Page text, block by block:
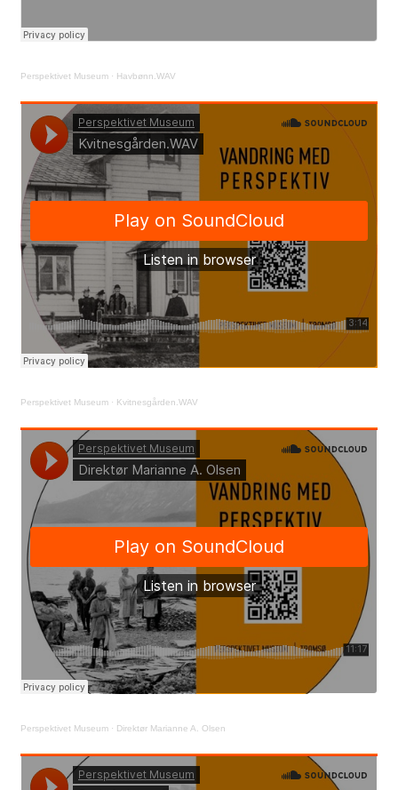
Perspektivet Museum · Havbønn.WAV
Perspektivet Museum · Kvitnesgården.WAV
Perspektivet Museum · Direktør Marianne A. Olsen